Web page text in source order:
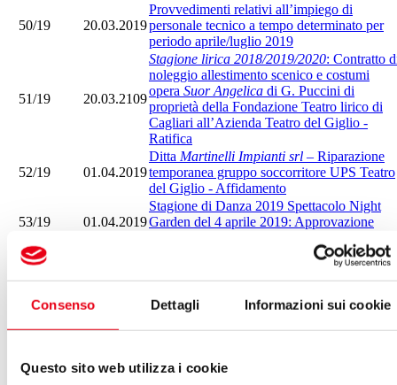
Consenso Dettagli Informazioni sui cookie
Questo sito web utilizza i cookie
50/19 20.03.2019
Provvedimenti relativi all’impiego di
personale tecnico a tempo determinato per
periodo aprile/luglio 2019
51/19 20.03.2109
Stagione lirica 2018/2019/2020: Contratto
noleggio allestimento scenico e costumi
opera Suor Angelica di G. Puccini di
proprietà della Fondazione Teatro lirico di
Cagliari all’Azienda Teatro del Giglio -
Ratifica
52/19 01.04.2019
Ditta Martinelli Impianti srl – Riparazione
temporanea gruppo soccorritore UPS Teatro
del Giglio - Affidamento
53/19 01.04.2019
Stagione di Danza 2019 Spettacolo Night
Garden del 4 aprile 2019: Approvazione
54/19 01.04.2019
Fabbroferraio Andreozzi Edoardo del
– Realizzazione
Teatro del Giglio - Affidamento
Accordo di collaborazione culturale tra